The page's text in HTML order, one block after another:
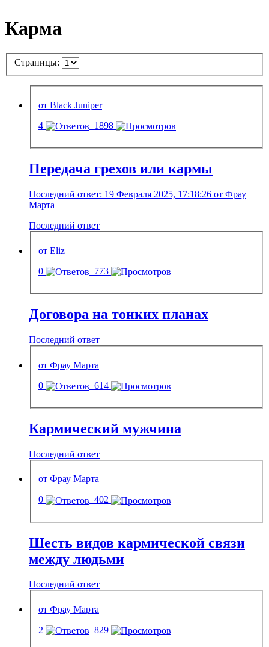
Карма
Страницы:
от Black Juniper
4
1898
Передача грехов или кармы
Последний ответ: 19 Февраля 2025, 17:18:26 от Фрау
Марта
Последний ответ
от Eliz
0
773
Договора на тонких планах
Последний ответ
от Фрау Марта
0
614
Кармический мужчина
Последний ответ
от Фрау Марта
0
402
Шесть видов кармической связи
между людьми
Последний ответ
от Фрау Марта
2
829